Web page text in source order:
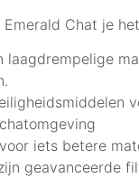
Chat je
laagdrempelige
iets betere
geavanceerde